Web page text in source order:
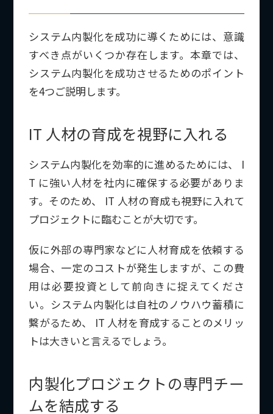
システム内製化を成功に導くためには、意識
すべき点がいくつか存在します。本章では、
システム内製化を成功させるためのポイント
を4つご説明します。
IT 人材の育成を視野に入れる
システム内製化を効率的に進めるためには、 I
T に強い人材を社内に確保する必要がありま
す。そのため、 IT 人材の育成も視野に入れて
プロジェクトに臨むことが大切です。
仮に外部の専門家などに人材育成を依頼する
場合、一定のコストが発生しますが、この費
用は必要投資として前向きに捉えてくださ
い。システム内製化は自社のノウハウ蓄積に
繋がるため、 IT 人材を育成することのメリッ
トは大きいと言えるでしょう。
内製化プロジェクトの専門チー
ムを結成する